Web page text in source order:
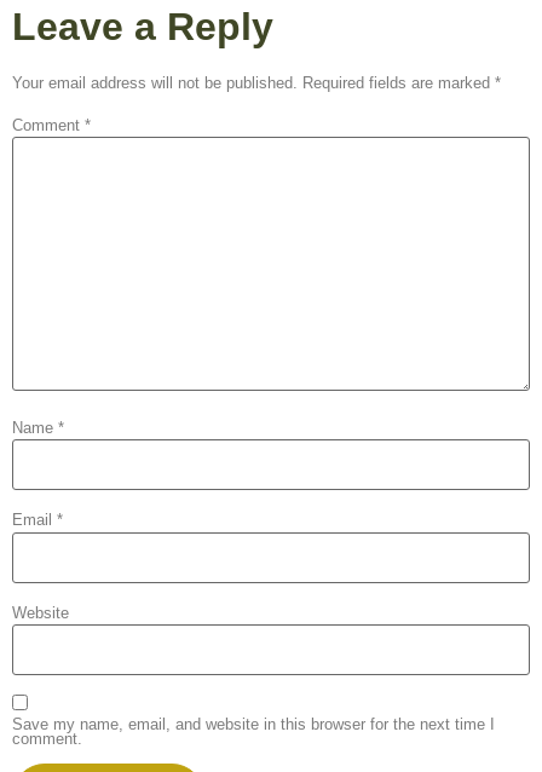
Leave a Reply
Your email address will not be published. Required fields are marked *
Comment *
Name *
Email *
Website
Save my name, email, and website in this browser for the next time I
comment.